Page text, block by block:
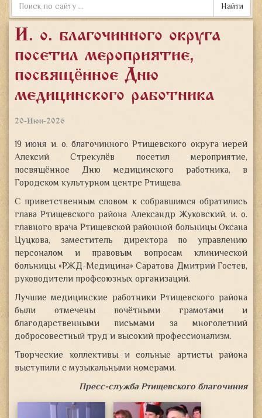
Найти
И. о. благочинного округа
посетил мероприятие,
посвящённое Дню
медицинского работника
20-Июн-2026
19 июня и. о. благочинного Ртищевского округа иерей
Алексий Стрекулёв посетил мероприятие,
посвящённое Дню медицинского работника, в
Городском культурном центре Ртищева.
С приветственным словом к собравшимся обратились
глава Ртищевского района Александр Жуковский, и. о.
главного врача Ртищевской районной больницы Оксана
Цуцкова, заместитель директора по управлению
персоналом и правовым вопросам клинической
больницы «РЖД-Медицина» Саратова Дмитрий Гостев,
руководители профсоюзных организаций.
Лучшие медицинские работники Ртищевского района
были отмечены почётными грамотами и
благодарственными письмами за многолетний
добросовестный труд и высокий профессионализм.
Творческие коллективы и сольные артисты района
выступили с музыкальными номерами.
Пресс-служба Ртищевского благочиния